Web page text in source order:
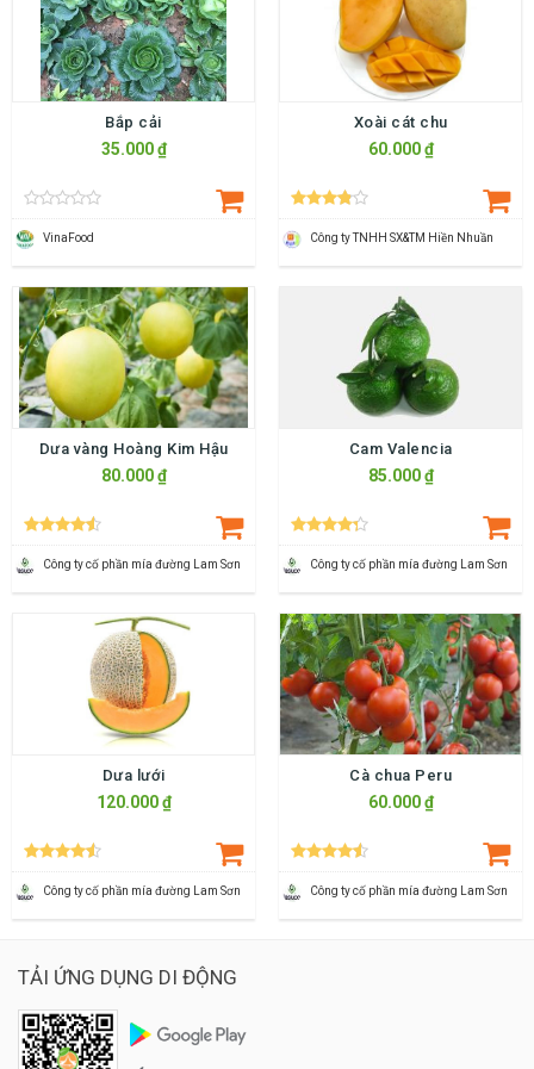
Bắp cải
35.000 ₫
VinaFood
Xoài cát chu
60.000 ₫
Công ty TNHH SX&TM Hiền Nhuần
Dưa vàng Hoàng Kim Hậu
80.000 ₫
Công ty cố phần mía đường Lam Sơn
Cam Valencia
85.000 ₫
Công ty cố phần mía đường Lam Sơn
Dưa lưới
120.000 ₫
Công ty cố phần mía đường Lam Sơn
Cà chua Peru
60.000 ₫
Công ty cố phần mía đường Lam Sơn
TẢI ỨNG DỤNG DI ĐỘNG